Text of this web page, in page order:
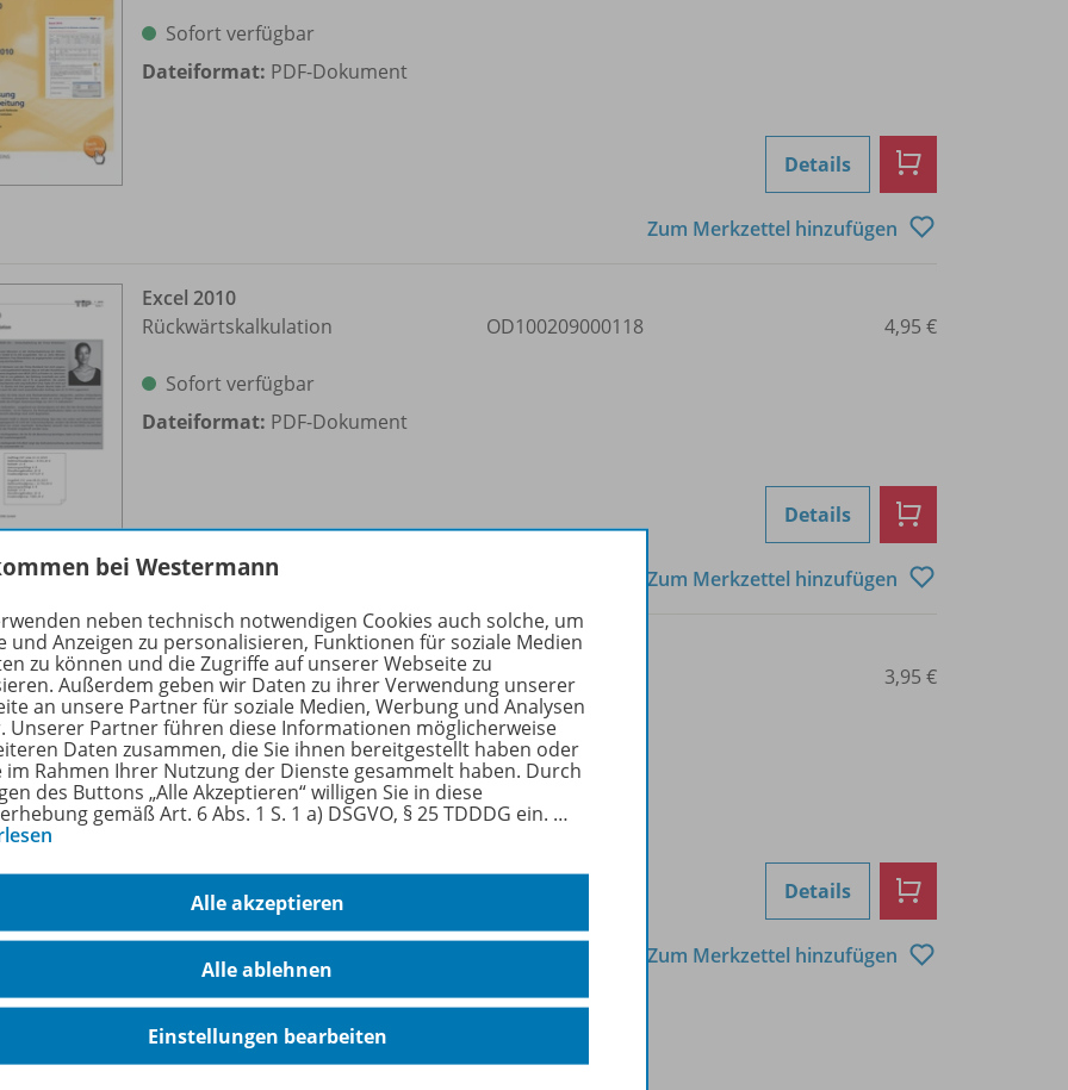
Sofort verfügbar
Dateiformat: PDF-Dokument
Details
Zum Merkzettel hinzufügen
Excel 2010
Rückwärtskalkulation
Sofort verfügbar
Dateiformat: PDF-Dokument
OD100209000118 4,95 €
Details
Zum Merkzettel hinzufügen
Excel 2010
Entgeltabrechnung für die
Mitarbeiter der Brauerei
Guldenburg
Sofort verfügbar
Dateiformat: PDF-Dokument
OD100209000119 3,95 €
Details
Zum Merkzettel hinzufügen
6 Inhalte dieser Ausgabe anzeigen
bei Westermann
neben technisch notwendigen Cookies auch solche, um
und Anzeigen zu personalisieren, Funktionen für soziale Medien
zu können und die Zugriffe auf unserer Webseite zu
Außerdem geben wir Daten zu ihrer Verwendung unserer
an unsere Partner für soziale Medien, Werbung und Analysen
Unserer Partner führen diese Informationen möglicherweise
Daten zusammen, die Sie ihnen bereitgestellt haben oder
im Rahmen Ihrer Nutzung der Dienste gesammelt haben. Durch
des Buttons „Alle Akzeptieren“ willigen Sie in diese
gemäß Art. 6 Abs. 1 S. 1 a) DSGVO, § 25 TDDDG ein. …
Alle akzeptieren
Alle ablehnen
Einstellungen bearbeiten